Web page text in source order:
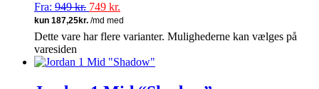
Fra: 949kr. 749 kr.
Dette vare har flere varianter. Mulighederne kan vælges på
varesiden